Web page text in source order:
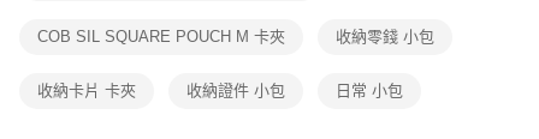
３．未成年的使用者請事先徵得法定代理人或監護人之同意方可使用
任。
COB SIL SQUARE POUCH M 卡夾 收納零錢 小包
收納卡片 卡夾 收納證件 小包 日常 小包